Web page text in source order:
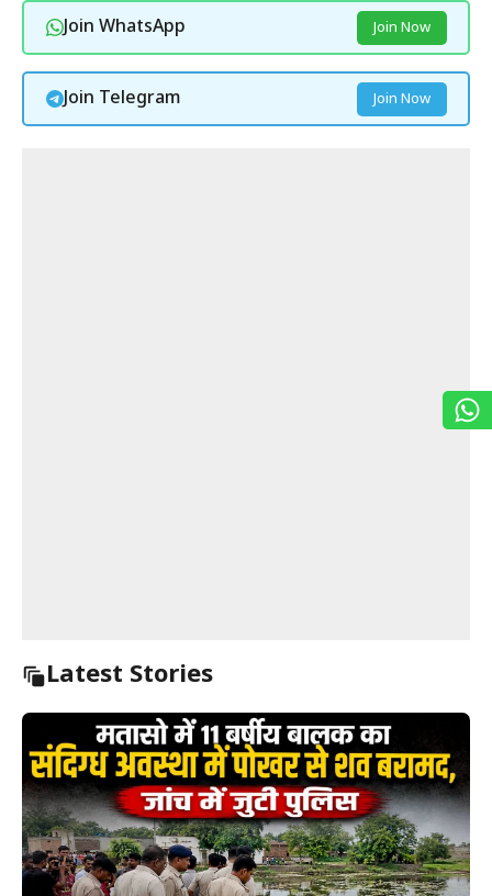
Join WhatsApp Join Now
Join Telegram Join Now
Latest Stories